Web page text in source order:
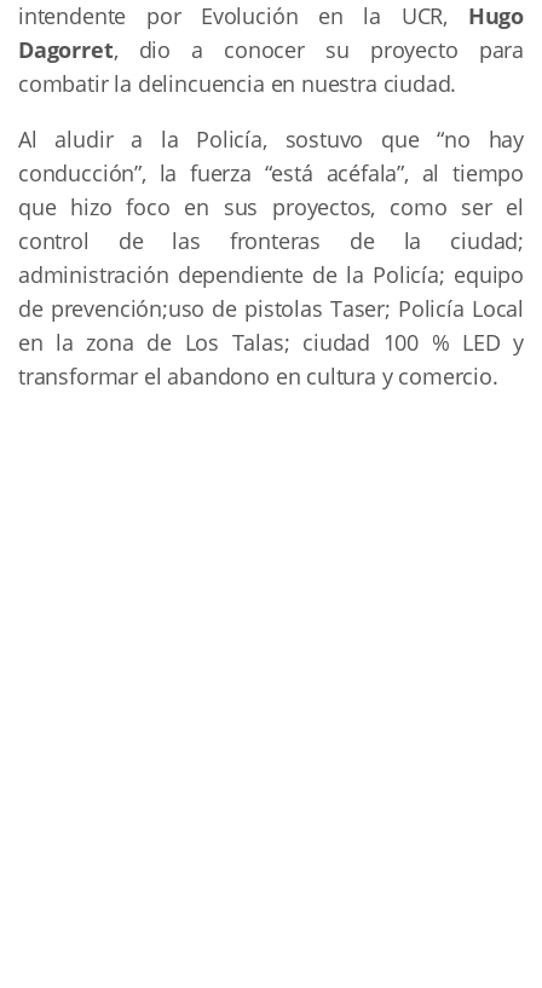
intendente por Evolución en la UCR, Hugo
Dagorret, dio a conocer su proyecto para
combatir la delincuencia en nuestra ciudad.
Al aludir a la Policía, sostuvo que “no hay
conducción”, la fuerza “está acéfala”, al tiempo
que hizo foco en sus proyectos, como ser el
control de las fronteras de la ciudad;
administración dependiente de la Policía; equipo
de prevención;uso de pistolas Taser; Policía Local
en la zona de Los Talas; ciudad 100 % LED y
transformar el abandono en cultura y comercio.